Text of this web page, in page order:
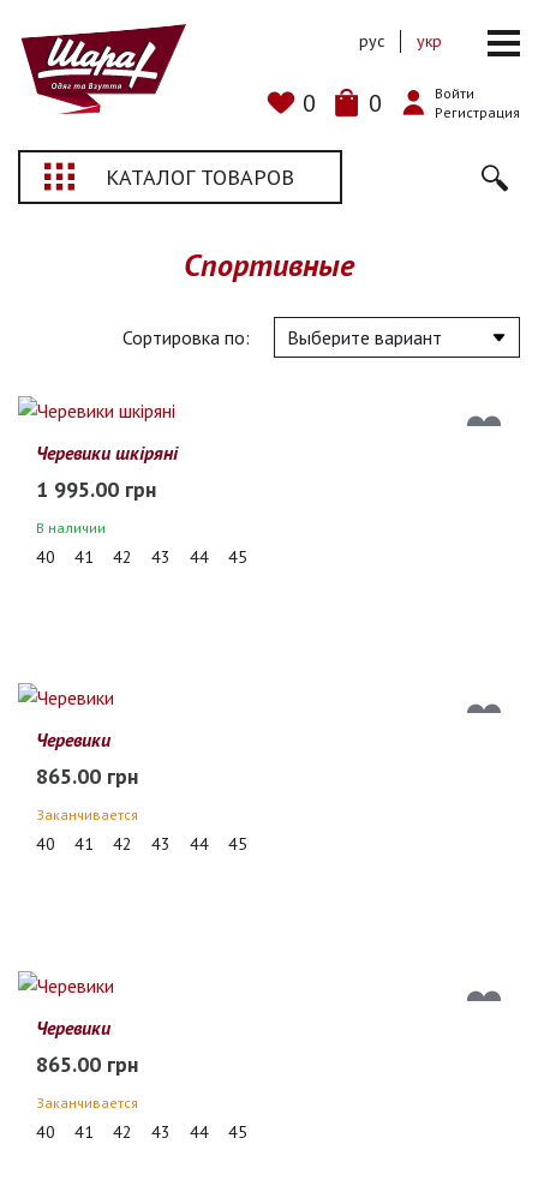
0 0
Войти
Регистрация
рус укр
КАТАЛОГ ТОВАРОВ
Спортивные
Сортировка по:
Черевики шкіряні
1 995.00 грн
В наличии
40 41 42 43 44 45
Черевики
865.00 грн
Заканчивается
40 41 42 43 44 45
Черевики
865.00 грн
Заканчивается
40 41 42 43 44 45